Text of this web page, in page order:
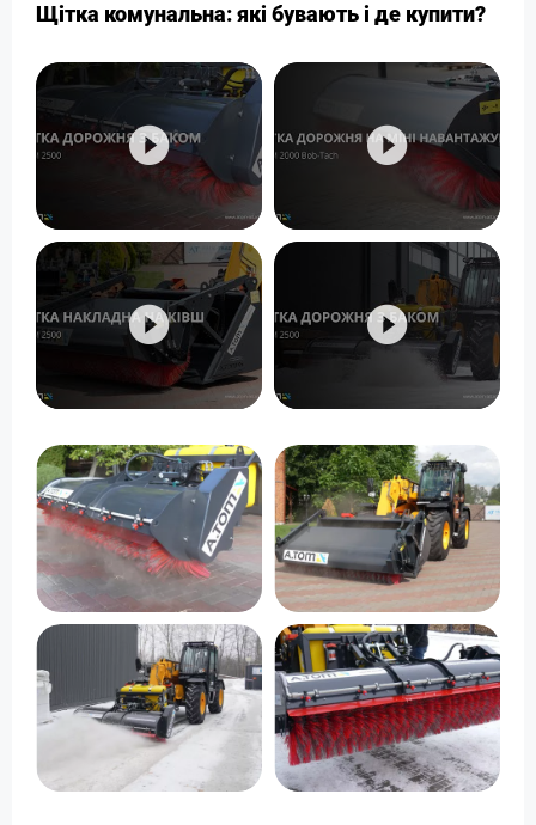
Щітка комунальна: які бувають і де купити?